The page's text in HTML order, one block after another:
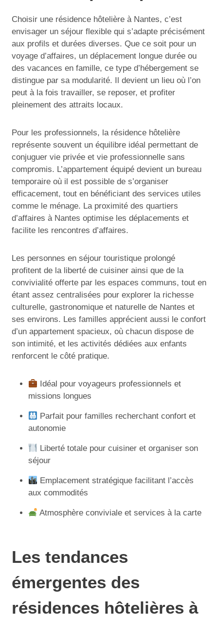
Choisir une résidence hôtelière à Nantes, c’est
envisager un séjour flexible qui s’adapte précisément
aux profils et durées diverses. Que ce soit pour un
voyage d’affaires, un déplacement longue durée ou
des vacances en famille, ce type d’hébergement se
distingue par sa modularité. Il devient un lieu où l’on
peut à la fois travailler, se reposer, et profiter
pleinement des attraits locaux.
Pour les professionnels, la résidence hôtelière
représente souvent un équilibre idéal permettant de
conjuguer vie privée et vie professionnelle sans
compromis. L’appartement équipé devient un bureau
temporaire où il est possible de s’organiser
efficacement, tout en bénéficiant des services utiles
comme le ménage. La proximité des quartiers
d’affaires à Nantes optimise les déplacements et
facilite les rencontres d’affaires.
Les personnes en séjour touristique prolongé
profitent de la liberté de cuisiner ainsi que de la
convivialité offerte par les espaces communs, tout en
étant assez centralisées pour explorer la richesse
culturelle, gastronomique et naturelle de Nantes et
ses environs. Les familles apprécient aussi le confort
d’un appartement spacieux, où chacun dispose de
son intimité, et les activités dédiées aux enfants
renforcent le côté pratique.
Idéal pour voyageurs professionnels et
missions longues
Parfait pour familles recherchant confort et
autonomie
Liberté totale pour cuisiner et organiser son
séjour
Emplacement stratégique facilitant l’accès
aux commodités
Atmosphère conviviale et services à la carte
Les tendances
émergentes des
résidences hôtelières à